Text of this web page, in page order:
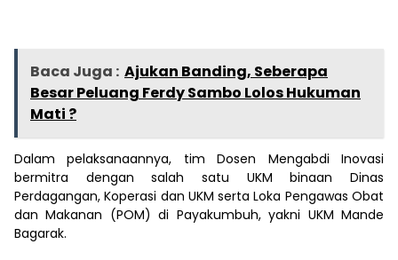
Baca Juga : Ajukan Banding, Seberapa
Besar Peluang Ferdy Sambo Lolos Hukuman
Mati ?
Dalam pelaksanaannya, tim Dosen Mengabdi Inovasi
bermitra dengan salah satu UKM binaan Dinas
Perdagangan, Koperasi dan UKM serta Loka Pengawas Obat
dan Makanan (POM) di Payakumbuh, yakni UKM Mande
Bagarak.